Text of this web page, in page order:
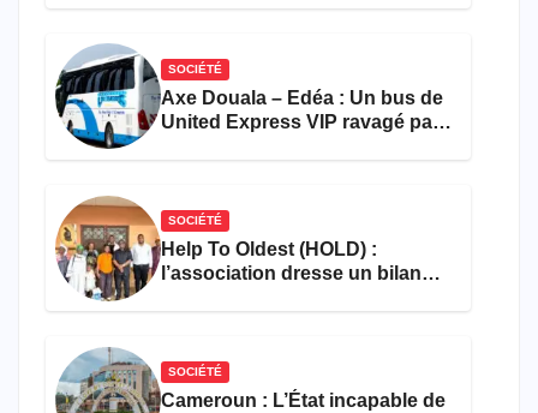
SOCIÉTÉ
Axe Douala – Edéa : Un bus de
United Express VIP ravagé par
SOCIÉTÉ
Help To Oldest (HOLD) :
l’association dresse un bilan
SOCIÉTÉ
Cameroun : L’État incapable de